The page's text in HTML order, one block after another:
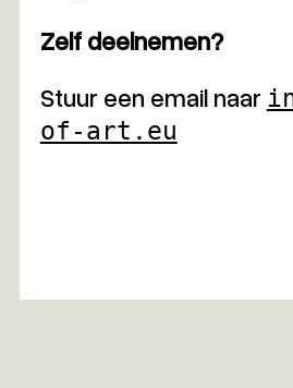
Zelf deelnemen?
Stuur een email naar
of-art.eu